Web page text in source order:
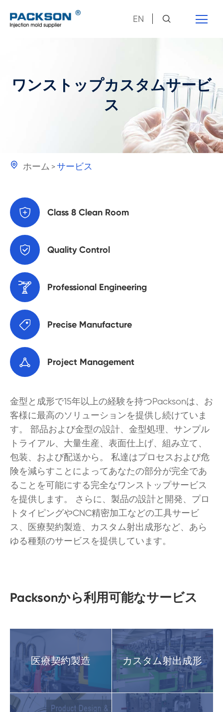
EN
ワンストップカスタムサービ
ス
 ホーム サービス
 Class 8 Clean Room
 Quality Control
 Professional Engineering
 Precise Manufacture
 Project Management
金型と成形で15年以上の経験を持つPacksonは、お
客様に最高のソリューションを提供し続けていま
す。 部品および金型の設計、金型処理、サンプル
トライアル、大量生産、表面仕上げ、組み立て、
包装、および配送から。 私達はプロセスおよび危
険を減らすことによってあなたの部分が完全であ
ることを可能にする完全なワンストップサービス
を提供します。 さらに、製品の設計と開発、プロ
トタイピングやCNC精密加工などの工具サービ
ス、医療契約製造、カスタム射出成形など、あら
ゆる種類のサービスを提供しています。
Packsonから利用可能なサービス
医療契約製造 カスタム射出成形